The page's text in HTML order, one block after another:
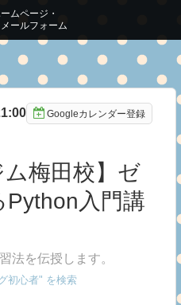
Googleカレンダー登録
梅田校】ゼ
Python入門講
法を伝授します。
初心者" を検索
ムページ・
ールフォーム